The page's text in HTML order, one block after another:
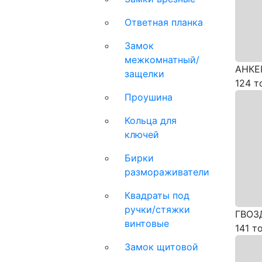
Ответная планка
Замок
межкомнатный/
защелки
Проушина
Кольца для
ключей
Бирки
размораживатели
Квадраты под
ручки/стяжки
винтовые
Замок щитовой
124
141